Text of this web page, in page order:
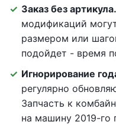
Заказ без артикула.
модификаций
размером или
подойдет - время
Игнорирование
регулярно
Запчасть к
на машину 2019-го